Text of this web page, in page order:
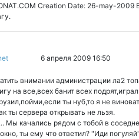
Creation Date: 26-may-
6 апреля 2009 16:50
внимании администрации ла2
на все,всех банит всех
ты нуб,то я не
ты сервера открывать не льзя.
Мы качались рядом с тобой в
ты ему что ответил? "Иди